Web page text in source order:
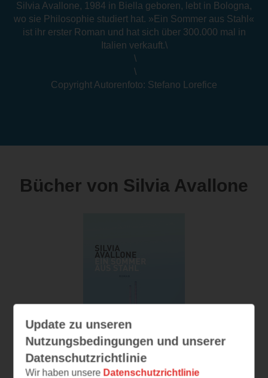
Silvia Avallone, 1984 in Biella geboren, lebt in Bologna,
wo sie Philosophie studiert hat. »Ein Sommer aus Stahl«
ist ihr erster Roman und hat sich über 300.000 mal in
Italien verkauft.\
\
\
Copyright Autorenfoto: Stefano Lorefice
Bücher von Silvia Avallone
Update zu unseren
Nutzungsbedingungen und unserer
Datenschutzrichtlinie
Wir haben unsere Datenschutzrichtlinie